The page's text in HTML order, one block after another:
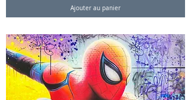
Ajouter au panier